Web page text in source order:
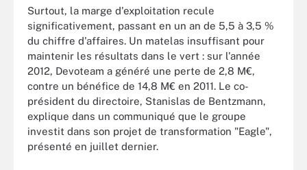
Surtout, la marge d'exploitation recule
significativement, passant en un an de 5,5 à 3,5 %
du chiffre d'affaires. Un matelas insuffisant pour
maintenir les résultats dans le vert : sur l'année
2012, Devoteam a généré une perte de 2,8 M€,
contre un bénéfice de 14,8 M€ en 2011. Le co-
président du directoire, Stanislas de Bentzmann,
explique dans un communiqué que le groupe
investit dans son projet de transformation "Eagle",
présenté en juillet dernier.